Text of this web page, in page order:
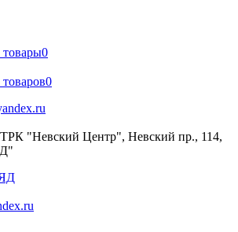
0
0
ТРК "Невский Центр", Невский пр., 114,